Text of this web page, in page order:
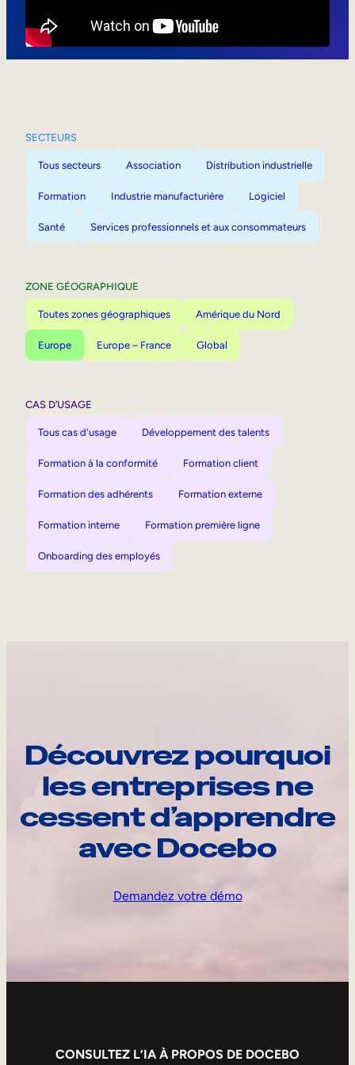
SECTEURS
Tous secteurs Association Distribution industrielle
Formation Industrie manufacturière Logiciel
Santé Services professionnels et aux consommateurs
ZONE GÉOGRAPHIQUE
Toutes zones géographiques Amérique du Nord
Europe Europe – France Global
CAS D’USAGE
Tous cas d'usage Développement des talents
Formation à la conformité Formation client
Formation des adhérents Formation externe
Formation interne Formation première ligne
Onboarding des employés
Découvrez pourquoi
les entreprises ne
cessent d’apprendre
avec Docebo
Demandez votre démo
CONSULTEZ L’IA À PROPOS DE DOCEBO